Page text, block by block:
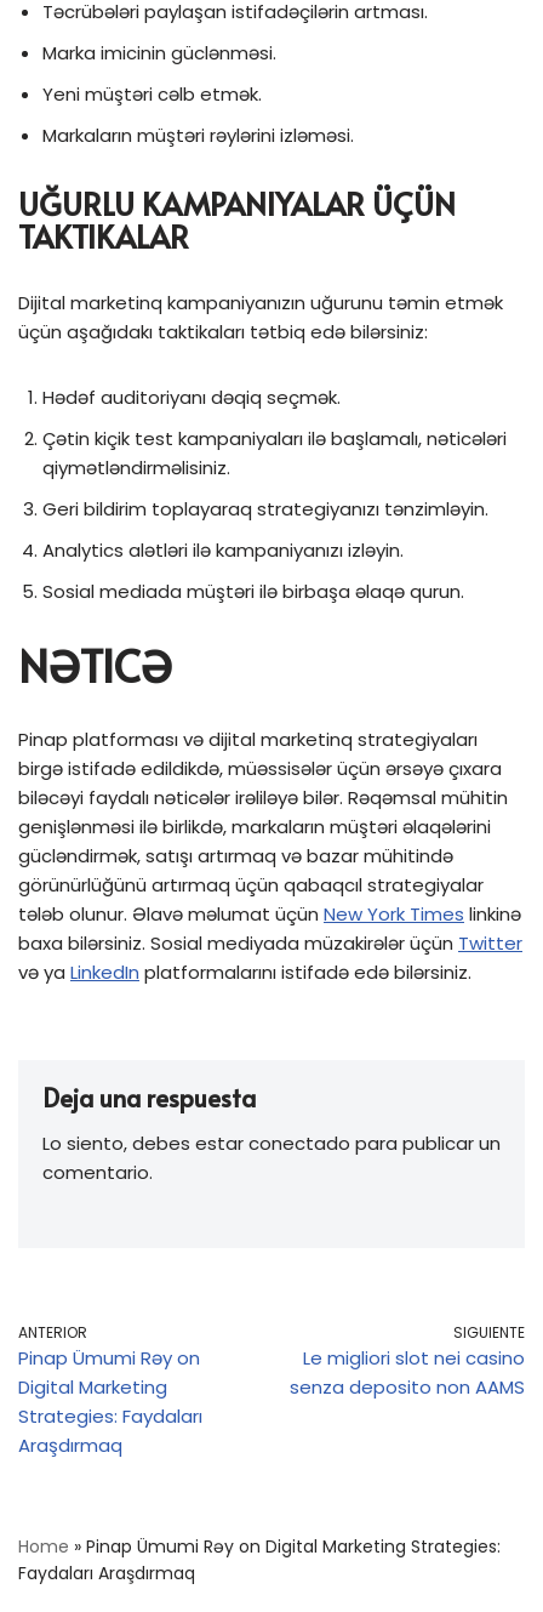
Təcrübələri paylaşan istifadəçilərin artması.
Marka imicinin güclənməsi.
Yeni müştəri cəlb etmək.
Markaların müştəri rəylərini izləməsi.
UĞURLU KAMPANIYALAR ÜÇÜN
TAKTIKALAR
Dijital marketinq kampaniyanızın uğurunu təmin etmək
üçün aşağıdakı taktikaları tətbiq edə bilərsiniz:
Hədəf auditoriyanı dəqiq seçmək.
Çətin kiçik test kampaniyaları ilə başlamalı, nəticələri
qiymətləndirməlisiniz.
Geri bildirim toplayaraq strategiyanızı tənzimləyin.
Analytics alətləri ilə kampaniyanızı izləyin.
Sosial mediada müştəri ilə birbaşa əlaqə qurun.
NƏTICƏ
Pinap platforması və dijital marketinq strategiyaları
birgə istifadə edildikdə, müəssisələr üçün ərsəyə çıxara
biləcəyi faydalı nəticələr irəliləyə bilər. Rəqəmsal mühitin
genişlənməsi ilə birlikdə, markaların müştəri əlaqələrini
gücləndirmək, satışı artırmaq və bazar mühitində
görünürlüğünü artırmaq üçün qabaqcıl strategiyalar
tələb olunur. Əlavə məlumat üçün New York Times linkinə
baxa bilərsiniz. Sosial mediyada müzakirələr üçün Twitter
və ya LinkedIn platformalarını istifadə edə bilərsiniz.
Deja una respuesta
Lo siento, debes estarconectado para publicar un
comentario.
ANTERIOR
Pinap Ümumi Rəy on
Digital Marketing
Strategies: Faydaları
Araşdırmaq
SIGUIENTE
Le migliori slot nei casino
senza deposito non AAMS
Home » Pinap Ümumi Rəy on Digital Marketing Strategies:
Faydaları Araşdırmaq